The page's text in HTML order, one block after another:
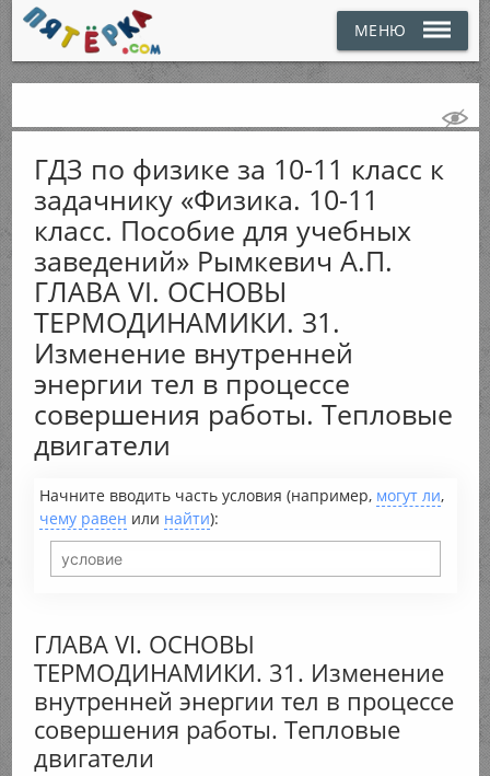
МЕНЮ
ГДЗ по физике за 10-11 класс к
задачнику «Физика. 10-11
класс. Пособие для учебных
заведений» Рымкевич А.П.
ГЛАВА VI. ОСНОВЫ
ТЕРМОДИНАМИКИ. 31.
Изменение внутренней
энергии тел в процессе
совершения работы. Тепловые
двигатели
Начните вводить часть условия (например, могут ли,
чему равен или найти):
ГЛАВА VI. ОСНОВЫ
ТЕРМОДИНАМИКИ. 31. Изменение
внутренней энергии тел в процессе
совершения работы. Тепловые
двигатели